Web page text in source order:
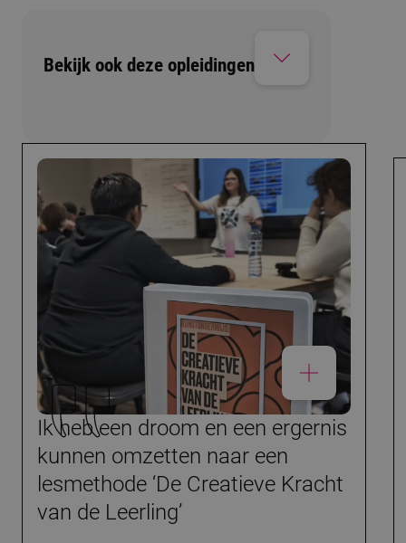
Bekijk ook deze opleidingen
Ik heb een droom en een ergernis
kunnen omzetten naar een
lesmethode ‘De Creatieve Kracht
van de Leerling’